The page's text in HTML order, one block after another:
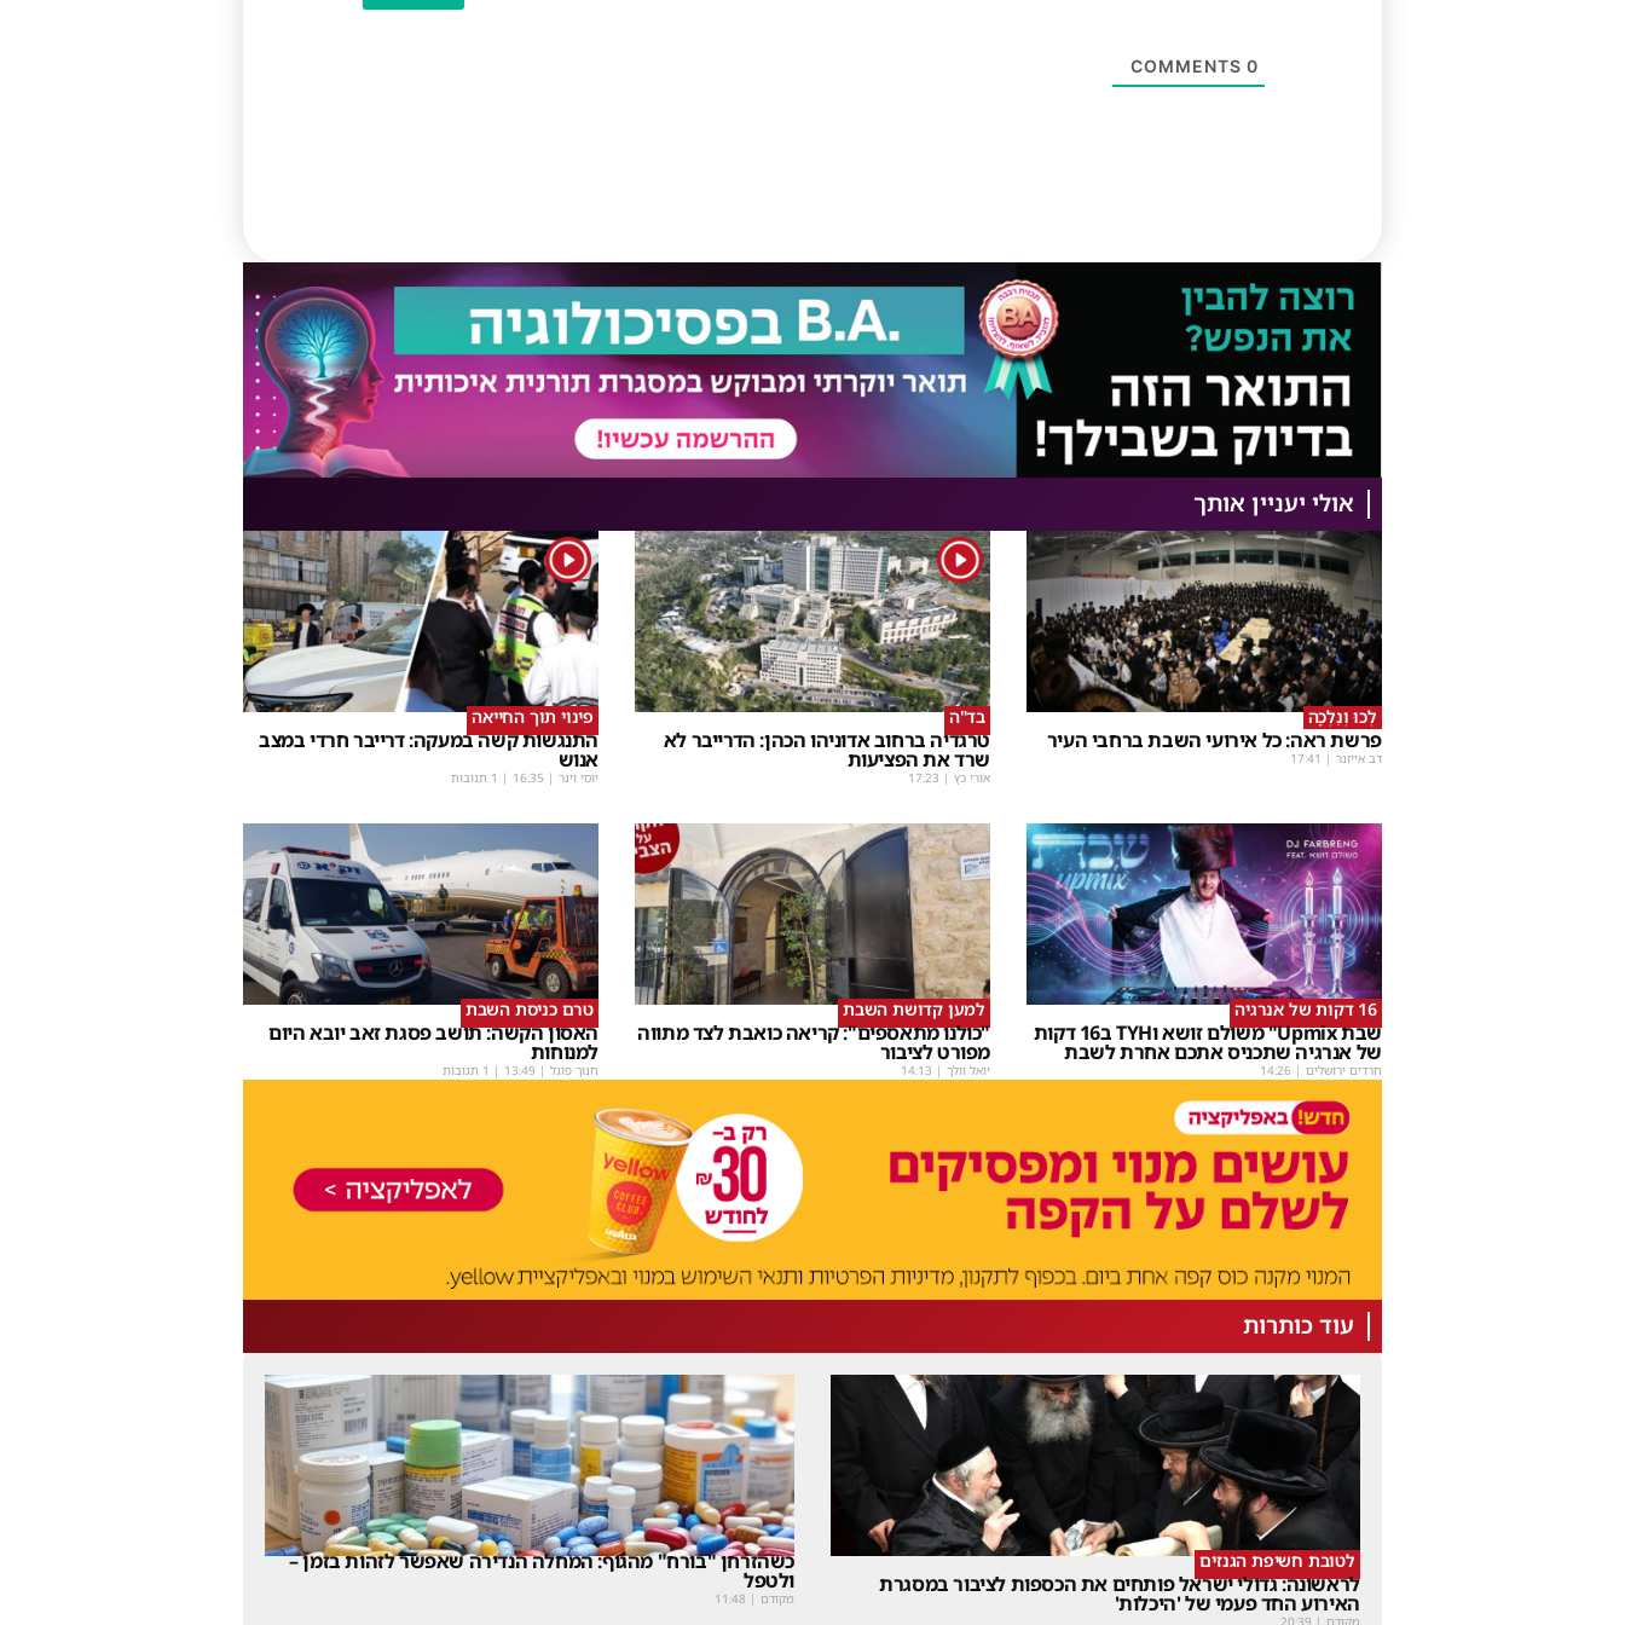
0
אולי יעניין אותך
לְכוּ וְנֵלְכָה
פרשת ראה: כל אירועי השבת ברחבי העיר
דב אייזנר |
17:41
1
בד"ה
טרגדיה ברחוב אדוניהו הכהן: הדרייבר לא
שרד את הפציעות
אורי כץ |
17:23
1
פינוי תוך החייאה
התנגשות קשה במעקה: דרייבר חרדי במצב
אנוש
יוסי וינר |
16:35 | 1 תגובות
16 דקות של אנרגיה
שבת Upmix" משולם זושא וTYH ב16 דקות
של אנרגיה שתכניס אתכם אחרת לשבת
חרדים ירושלים |
14:26
למען קדושת השבת
"כולנו מתאספים": קריאה כואבת לצד מתווה
מפורט לציבור
יואל וולך |
14:13
טרם כניסת השבת
האסון הקשה: תושב פסגת זאב יובא היום
למנוחות
חנוך פוגל |
13:49 | 1 תגובות
עוד כותרות
לטובת חשיפת הגנזים
לראשונה: גדולי ישראל פותחים את הכספות לציבור במסגרת
האירוע החד פעמי של 'היכלות'
מקודם |
20:39
כשהזרחן "בורח" מהגוף: המחלה הנדירה שאפשר לזהות בזמן –
ולטפל
מקודם |
11:48